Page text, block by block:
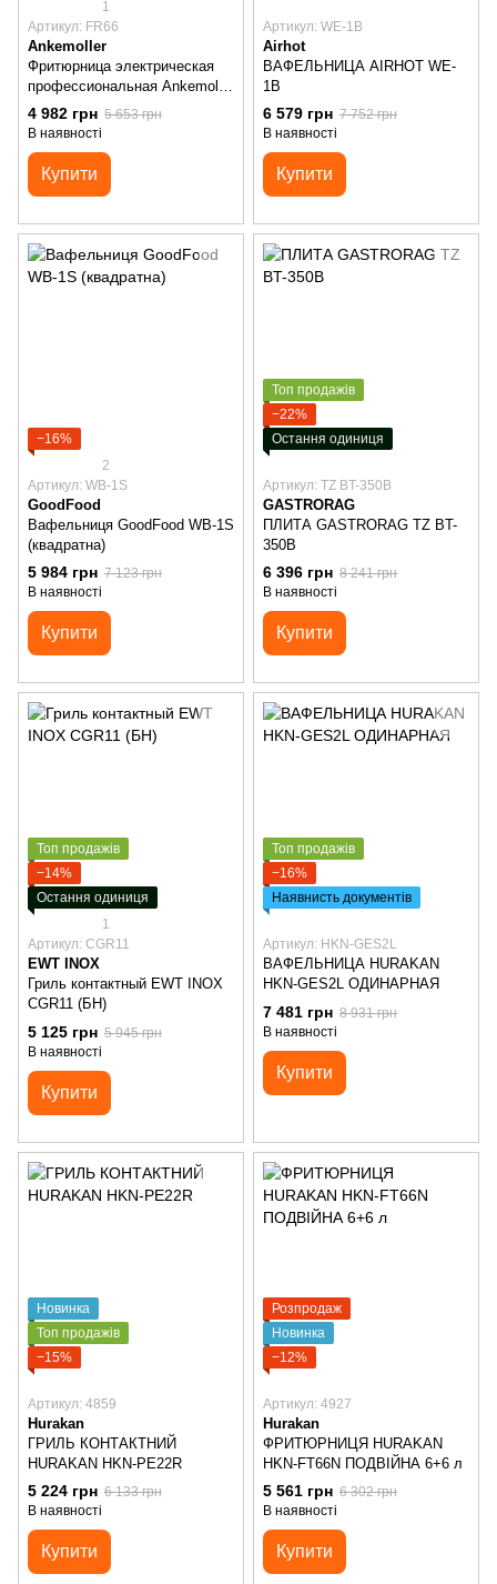
1
Артикул: FR66
Ankemoller
Фритюрница электрическая
профессиональная Ankemoller
FR66
4 982 грн 5 653 грн
В наявності
Купити
Артикул: WE-1B
Airhot
ВАФЕЛЬНИЦА AIRHOT WE-
1B
6 579 грн 7 752 грн
В наявності
Купити
−16%
2
Артикул: WB-1S
GoodFood
Вафельниця GoodFood WB-1S
(квадратна)
5 984 грн 7 123 грн
В наявності
Купити
Топ продажів
−22%
Остання одиниця
Артикул: TZ BT-350B
GASTRORAG
ПЛИТА GASTRORAG TZ BT-
350B
6 396 грн 8 241 грн
В наявності
Купити
Топ продажів
−14%
Остання одиниця
1
Артикул: CGR11
EWT INOX
Гриль контактный EWT INOX
CGR11 (БН)
5 125 грн 5 945 грн
В наявності
Купити
Топ продажів
−16%
Наявнисть документів
Артикул: HKN-GES2L
ВАФЕЛЬНИЦА HURAKAN
HKN-GES2L ОДИНАРНАЯ
7 481 грн 8 931 грн
В наявності
Купити
Новинка
Топ продажів
−15%
Артикул: 4859
Hurakan
ГРИЛЬ КОНТАКТНИЙ
HURAKAN HKN-PE22R
5 224 грн 6 133 грн
В наявності
Купити
Розпродаж
Новинка
−12%
Артикул: 4927
Hurakan
ФРИТЮРНИЦЯ HURAKAN
HKN-FT66N ПОДВІЙНА 6+6 л
5 561 грн 6 302 грн
В наявності
Купити